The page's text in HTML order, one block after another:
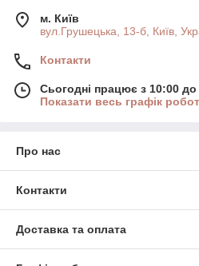
м. Київ
вул.Грушецька, 13-б, Київ,
Контакти
Сьогодні працює з 10:00 до
Показати весь графік
Про нас
Контакти
Доставка та оплата